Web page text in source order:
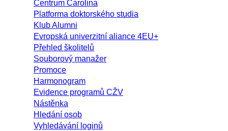
Centrum Carolina
Platforma doktorského studia
Klub Alumni
Evropská univerzitní aliance 4EU+
Přehled školitelů
Souborový manažer
Promoce
Harmonogram
Evidence programů CŽV
Nástěnka
Hledání osob
Vyhledávání loginů